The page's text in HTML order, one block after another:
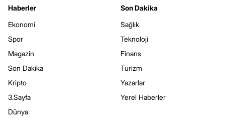
Haberler
Ekonomi
Spor
Magazin
Son Dakika
Kripto
3.Sayfa
Dünya
Son Dakika
Sağlık
Teknoloji
Finans
Turizm
Yazarlar
Yerel Haberler